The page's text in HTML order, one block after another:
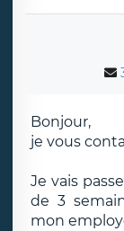
Bonjour,
je vous
Je vais
de 3
mon